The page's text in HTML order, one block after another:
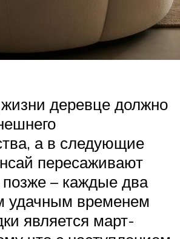
деревце должно
а в следующие
пересаживают
– каждые два
удачным временем
является март-